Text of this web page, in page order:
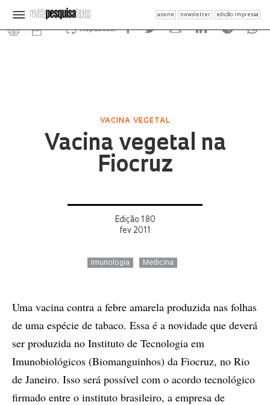
assine newsletter edição impressa
Republicar
VACINA VEGETAL
Vacina vegetal na
Fiocruz
Edição 180
fev 2011
Imunologia Medicina
Uma vacina contra a febre amarela produzida nas folhas
de uma espécie de tabaco. Essa é a novidade que deverá
ser produzida no Instituto de Tecnologia em
Imunobiológicos (Biomanguinhos) da Fiocruz, no Rio
de Janeiro. Isso será possível com o acordo tecnológico
firmado entre o instituto brasileiro, a empresa de